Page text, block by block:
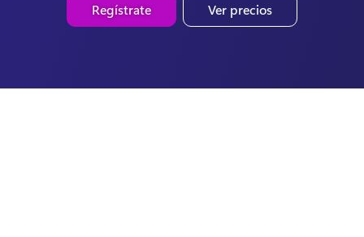
Regístrate Ver precios